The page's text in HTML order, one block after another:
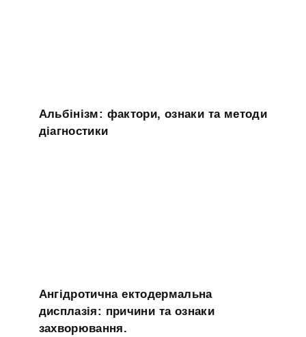
Альбінізм: фактори, ознаки та методи
діагностики
Ангідротична ектодермальна
дисплазія: причини та ознаки
захворювання.